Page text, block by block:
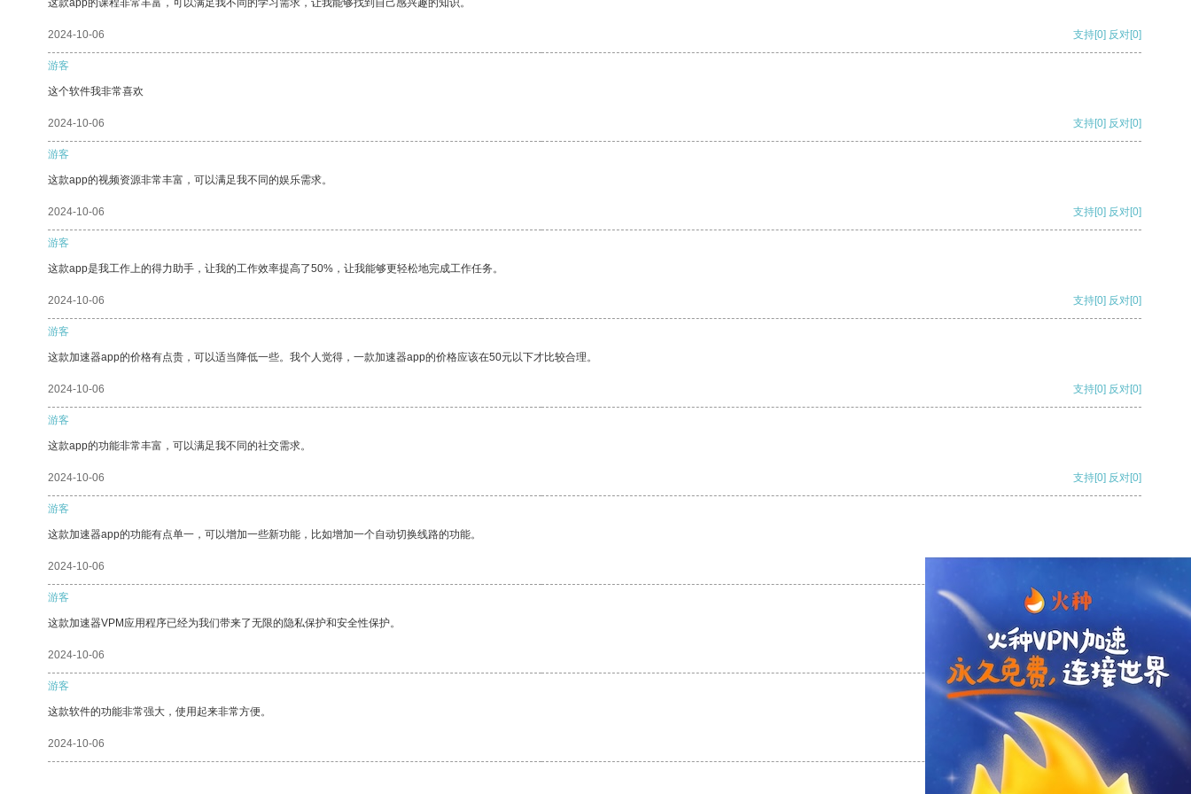
这款app的课程非常丰富，可以满足我不同的学习需求，让我能够找到自己感兴趣的知识。
2024-10-06 支持[0] 反对[0]
游客
这个软件我非常喜欢
2024-10-06 支持[0] 反对[0]
游客
这款app的视频资源非常丰富，可以满足我不同的娱乐需求。
2024-10-06 支持[0] 反对[0]
游客
这款app是我工作上的得力助手，让我的工作效率提高了50%，让我能够更轻松地完成工作任务。
2024-10-06 支持[0] 反对[0]
游客
这款加速器app的价格有点贵，可以适当降低一些。我个人觉得，一款加速器app的价格应该在50元以下才比较合理。
2024-10-06 支持[0] 反对[0]
游客
这款app的功能非常丰富，可以满足我不同的社交需求。
2024-10-06 支持[0] 反对[0]
游客
这款加速器app的功能有点单一，可以增加一些新功能，比如增加一个自动切换线路的功能。
2024-10-06
游客
这款加速器VPM应用程序已经为我们带来了无限的隐私保护和安全性保护。
2024-10-06 支持 [0] 反对 [0]
游客
这款软件的功能非常强大，使用起来非常方便。
2024-10-06 支持